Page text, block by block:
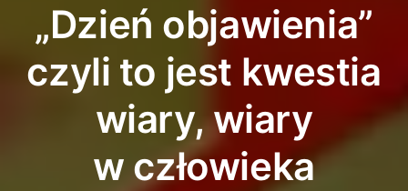
„Dzień objawienia”
czyli to jest kwestia
wiary, wiary
w człowieka